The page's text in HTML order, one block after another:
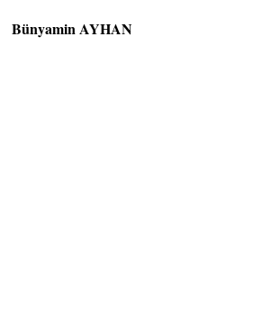
Bünyamin AYHAN